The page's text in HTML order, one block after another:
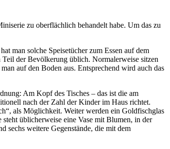
zu oberflächlich behandelt habe. Um das zu
man solche Speisetücher zum Essen auf dem
der Bevölkerung üblich. Normalerweise sitzen
auf den Boden aus. Entsprechend wird auch das
Am Kopf des Tisches – das ist die am
nach der Zahl der Kinder im Haus richtet.
als Möglichkeit. Weiter werden ein Goldfischglas
üblicherweise eine Vase mit Blumen, in der
sechs weitere Gegenstände, die mit dem